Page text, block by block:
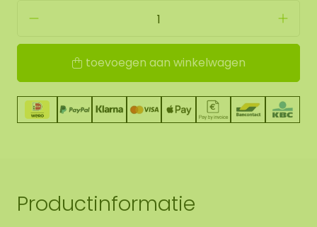
toevoegen aan winkelwagen
Productinformatie